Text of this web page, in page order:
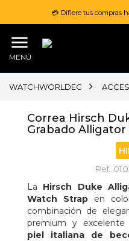
💳 Difiere tus compras
MENÚ
WATCHWORLDEC
Correa Hirsch
Grabado
Ref.
La Hirsch Duke
Watch Strap en
combinación de
premium y excelente
piel italiana de